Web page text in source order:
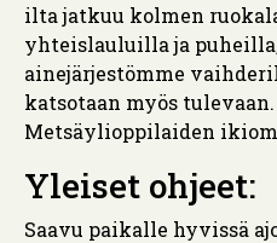
ilta jatkuu kolmen
yhteislauluilla ja
ainejärjestömme
katsotaan myös
Metsäylioppilaiden
Yleiset ohjeet:
Saavu paikalle hyvissä